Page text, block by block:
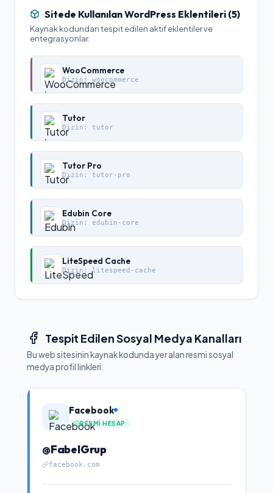
Sitede Kullanılan WordPress Eklentileri (5)
Kaynak kodundan tespit edilen aktif eklentiler ve
entegrasyonlar.
WooCommerce
Dizin: woocommerce
Tutor
Dizin: tutor
Tutor Pro
Dizin: tutor-pro
Edubin Core
Dizin: edubin-core
LiteSpeed Cache
Dizin:litespeed-cache
Tespit Edilen Sosyal Medya Kanalları
Bu web sitesinin kaynak kodunda yer alan resmi sosyal
medya profil linkleri.
Facebook
RESMI HESAP
@FabelGrup
facebook.com